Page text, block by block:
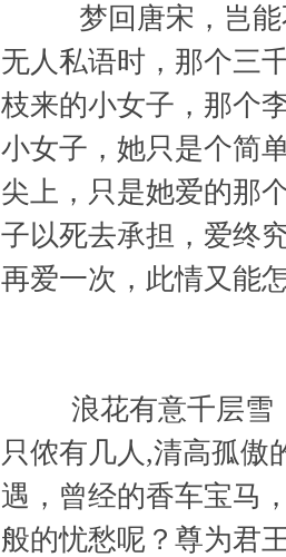
梦回唐宋，岂能不
无人私语时，那个三
枝来的小女子，那个
小女子，她只是个简
尖上，只是她爱的那
子以死去承担，爱终
再爱一次，此情又能
浪花有意千层雪，
只侬有几人,清高孤傲
遇，曾经的香车宝马
般的忧愁呢？尊为君